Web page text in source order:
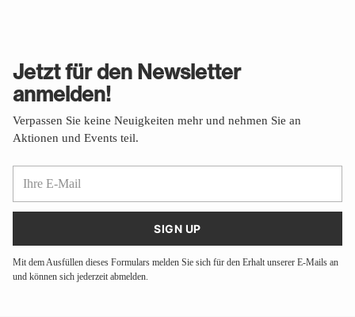
Jetzt für den Newsletter
anmelden!
Verpassen Sie keine Neuigkeiten mehr und nehmen Sie an
Aktionen und Events teil.
SIGN UP
Mit dem Ausfüllen dieses Formulars melden Sie sich für den Erhalt unserer E-Mails an
und können sich jederzeit abmelden.